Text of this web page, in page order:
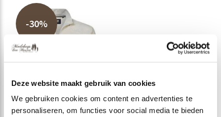
Deze website maakt gebruik van cookies
We gebruiken cookies om content en advertenties te
personaliseren, om functies voor social media te bieden
-30%